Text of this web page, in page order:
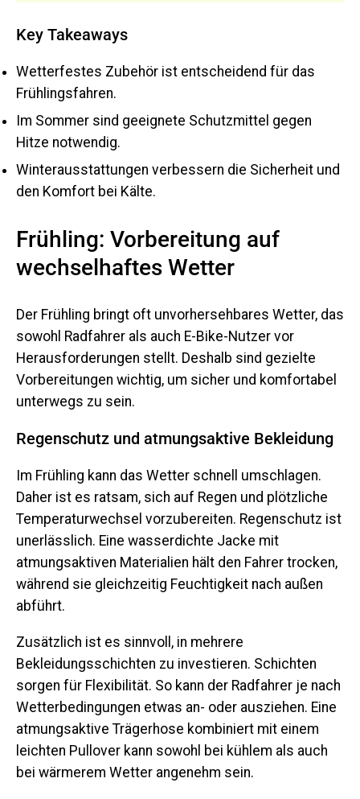
Key Takeaways
Wetterfestes Zubehör ist entscheidend für das
Frühlingsfahren.
Im Sommer sind geeignete Schutzmittel gegen
Hitze notwendig.
Winterausstattungen verbessern die Sicherheit und
den Komfort bei Kälte.
Frühling: Vorbereitung auf
wechselhaftes Wetter
Der Frühling bringt oft unvorhersehbares Wetter, das
sowohl Radfahrer als auch E-Bike-Nutzer vor
Herausforderungen stellt. Deshalb sind gezielte
Vorbereitungen wichtig, um sicher und komfortabel
unterwegs zu sein.
Regenschutz und atmungsaktive Bekleidung
Im Frühling kann das Wetter schnell umschlagen.
Daher ist es ratsam, sich auf Regen und plötzliche
Temperaturwechsel vorzubereiten. Regenschutz ist
unerlässlich. Eine wasserdichte Jacke mit
atmungsaktiven Materialien hält den Fahrer trocken,
während sie gleichzeitig Feuchtigkeit nach außen
abführt.
Zusätzlich ist es sinnvoll, in mehrere
Bekleidungsschichten zu investieren. Schichten
sorgen für Flexibilität. So kann der Radfahrer je nach
Wetterbedingungen etwas an- oder ausziehen. Eine
atmungsaktive Trägerhose kombiniert mit einem
leichten Pullover kann sowohl bei kühlem als auch
bei wärmerem Wetter angenehm sein.